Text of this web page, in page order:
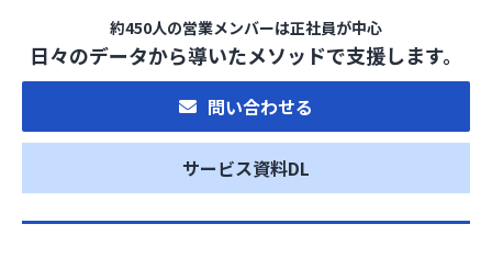
約450人の営業メンバーは正社員が中心
日々のデータから導いたメソッドで支援します。
問い合わせる
サービス資料DL